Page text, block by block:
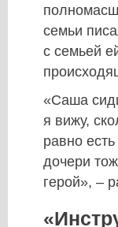
семьи
с семьей
«Саша
я вижу,
равно
дочери
герой», –